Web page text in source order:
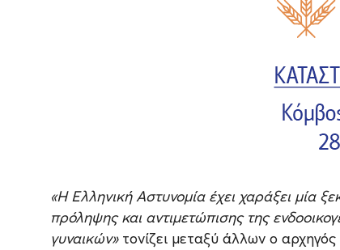
«Η Ελληνική Αστυνομία έχει χαράξει μία
πρόληψης και αντιμετώπισης της
γυναικών»τονίζει μεταξύ άλλων ο